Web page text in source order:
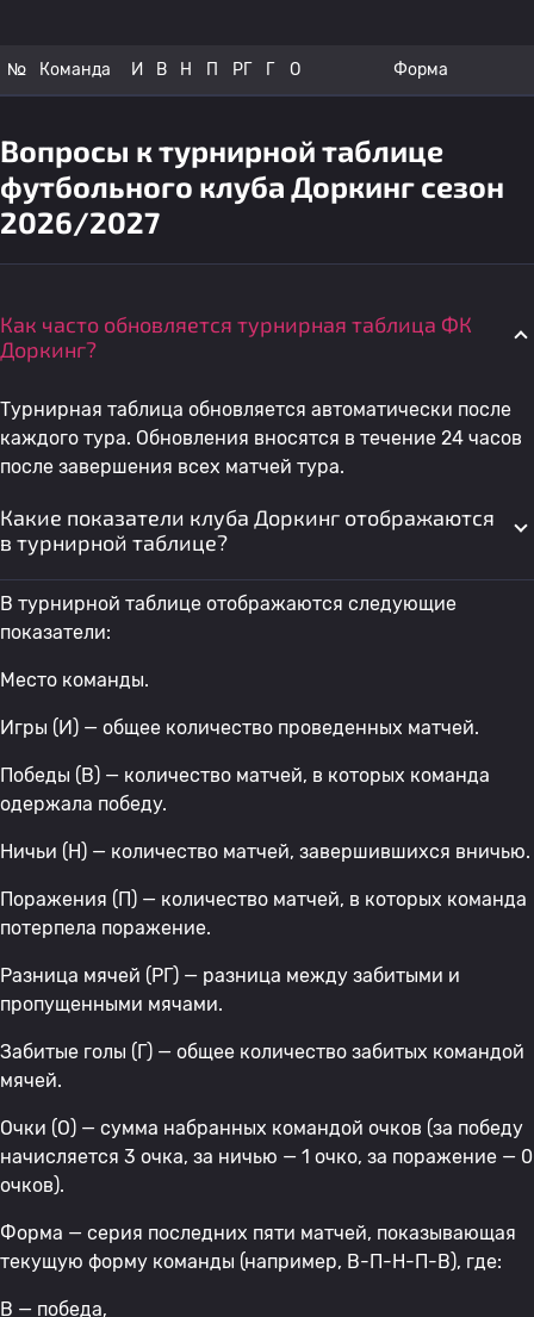
№ Команда И В Н П РГ Г О Форма
Вопросы к турнирной таблице
футбольного клуба Доркинг сезон
2026/2027
Как часто обновляется турнирная таблица ФК
Доркинг?
Турнирная таблица обновляется автоматически после
каждого тура. Обновления вносятся в течение 24 часов
после завершения всех матчей тура.
Какие показатели клуба Доркинг отображаются
в турнирной таблице?
В турнирной таблице отображаются следующие
показатели:
Место команды.
Игры (И) — общее количество проведенных матчей.
Победы (В) — количество матчей, в которых команда
одержала победу.
Ничьи (Н) — количество матчей, завершившихся вничью.
Поражения (П) — количество матчей, в которых команда
потерпела поражение.
Разница мячей (РГ) — разница между забитыми и
пропущенными мячами.
Забитые голы (Г) — общее количество забитых командой
мячей.
Очки (О) — сумма набранных командой очков (за победу
начисляется 3 очка, за ничью — 1 очко, за поражение — 0
очков).
Форма — серия последних пяти матчей, показывающая
текущую форму команды (например, В-П-Н-П-В), где:
В — победа,